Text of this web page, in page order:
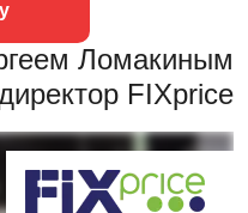
Ломакиным
FIXprice